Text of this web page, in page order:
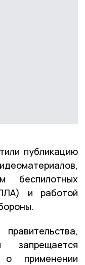
публикацию
беспилотных
и работой
о применении